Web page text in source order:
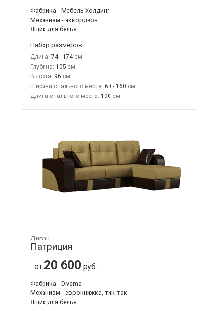
Фабрика - Мебель Холдинг
Механизм - аккордеон
Ящик для белья
Набор размеров
Длина: 74 - 174
Глубина: 105
Высота: 96
Ширина спального места: 60 - 160
Длина спального места: 190
Диван
Патриция
от 20 600 руб.
Фабрика - Divama
Механизм - еврокнижка, тик-так
Ящик для белья